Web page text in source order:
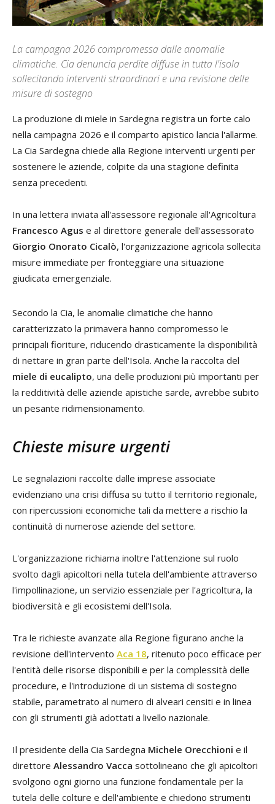
La campagna 2026 compromessa dalle anomalie
climatiche. Cia denuncia perdite diffuse in tutta l'isola
sollecitando interventi straordinari e una revisione delle
misure di sostegno
La produzione di miele in Sardegna registra un forte calo
nella campagna 2026 e il comparto apistico lancia l'allarme.
La Cia Sardegna chiede alla Regione interventi urgenti per
sostenere le aziende, colpite da una stagione definita
senza precedenti.
In una lettera inviata all'assessore regionale all'Agricoltura
Francesco Agus e al direttore generale dell'assessorato
Giorgio Onorato Cicalò, l'organizzazione agricola sollecita
misure immediate per fronteggiare una situazione
giudicata emergenziale.
Secondo la Cia, le anomalie climatiche che hanno
caratterizzato la primavera hanno compromesso le
principali fioriture, riducendo drasticamente la disponibilità
di nettare in gran parte dell'Isola. Anche la raccolta del
miele di eucalipto, una delle produzioni più importanti per
la redditività delle aziende apistiche sarde, avrebbe subito
un pesante ridimensionamento.
Chieste misure urgenti
Le segnalazioni raccolte dalle imprese associate
evidenziano una crisi diffusa su tutto il territorio regionale,
con ripercussioni economiche tali da mettere a rischio la
continuità di numerose aziende del settore.
L'organizzazione richiama inoltre l'attenzione sul ruolo
svolto dagli apicoltori nella tutela dell'ambiente attraverso
l'impollinazione, un servizio essenziale per l'agricoltura, la
biodiversità e gli ecosistemi dell'Isola.
Tra le richieste avanzate alla Regione figurano anche la
revisione dell'intervento Aca 18, ritenuto poco efficace per
l'entità delle risorse disponibili e per la complessità delle
procedure, e l'introduzione di un sistema di sostegno
stabile, parametrato al numero di alveari censiti e in linea
con gli strumenti già adottati a livello nazionale.
Il presidente della Cia Sardegna Michele Orecchioni e il
direttore Alessandro Vacca sottolineano che gli apicoltori
svolgono ogni giorno una funzione fondamentale per la
tutela delle colture e dell'ambiente e chiedono strumenti